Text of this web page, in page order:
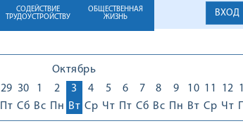
ВХОД
СОДЕЙСТВИЕ
ТРУДОУСТРОЙСТВУ
ОБЩЕСТВЕННАЯ
ЖИЗНЬ
Октябрь
29
Пт
30
Сб
1
Вс
2
Пн
3
Вт
4
Ср
5
Чт
6
Пт
7
Сб
8
Вс
9
Пн
10
Вт
11
Ср
12
Чт